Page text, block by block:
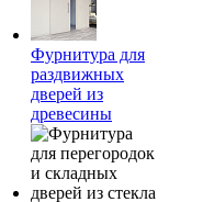
Фурнитура для
раздвижных
дверей из
древесины